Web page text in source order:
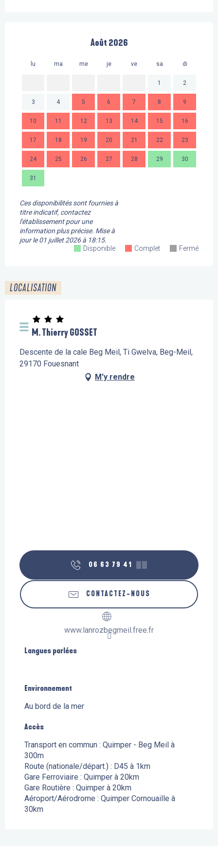
Août 2026
lu ma me je ve sa di
1 2
3 4 5 6 7 8 9
10 11 12 13 14 15 16
17 18 19 20 21 22 23
24 25 26 27 28 29 30
31
Ces disponibilités sont fournies à
titre indicatif, contactez
l'établissement pour une
information plus précise. Mise à
jour le01 juillet 2026 à 18:15.
Disponible
Complet Fermé
LOCALISATION
M. Thierry GOSSET
Descente de la cale Beg Meil, Ti Gwelva, Beg-Meil,
29170 Fouesnant
M'y rendre
06 63 79 41 ▒▒
CONTACTEZ-NOUS
www.lanrozbegmeil.free.fr
Langues parlées
Langues parlées
Environnement
Environnement
Au bord de la mer
Accès
Accès
Transport en commun : Quimper - Beg Meil à
300m
Route (nationale/départ.) : D45 à 1km
Gare Ferroviaire : Quimper à 20km
Gare Routière : Quimper à 20km
Aéroport/Aérodrome : Quimper Cornouaille à
30km